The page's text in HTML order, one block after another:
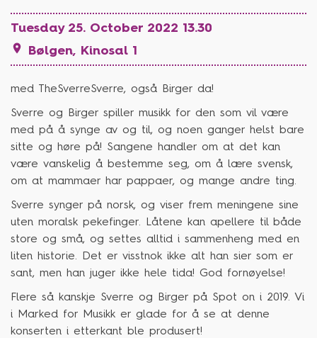
Tuesday 25. October 2022 13.30
 Bølgen, Kinosal 1
med TheSverreSverre, også Birger da!
Sverre og Birger spiller musikk for den som vil være
med på å synge av og til, og noen ganger helst bare
sitte og høre på! Sangene handler om at det kan
være vanskelig å bestemme seg, om å lære svensk,
om at mammaer har pappaer, og mange andre ting.
Sverre synger på norsk, og viser frem meningene sine
uten moralsk pekefinger. Låtene kan apellere til både
store og små, og settes alltid i sammenheng med en
liten historie. Det er visstnok ikke alt han sier som er
sant, men han juger ikke hele tida! God fornøyelse!
Flere så kanskje Sverre og Birger på Spot on i 2019. Vi
i Marked for Musikk er glade for å se at denne
konserten i etterkant ble produsert!